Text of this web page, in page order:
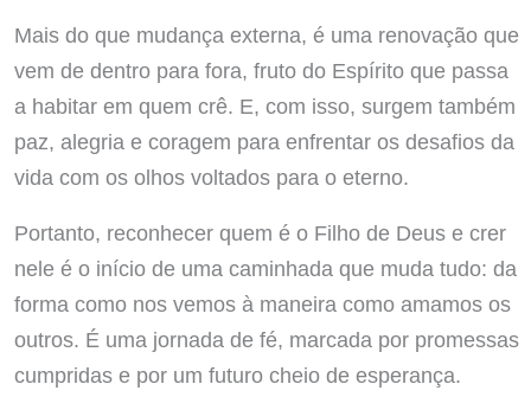
Mais do que mudança externa, é uma renovação que
vem de dentro para fora, fruto do Espírito que passa
a habitar em quem crê. E, com isso, surgem também
paz, alegria e coragem para enfrentar os desafios da
vida com os olhos voltados para o eterno.
Portanto, reconhecer quem é o Filho de Deus e crer
nele é o início de uma caminhada que muda tudo: da
forma como nos vemos à maneira como amamos os
outros. É uma jornada de fé, marcada por promessas
cumpridas e por um futuro cheio de esperança.